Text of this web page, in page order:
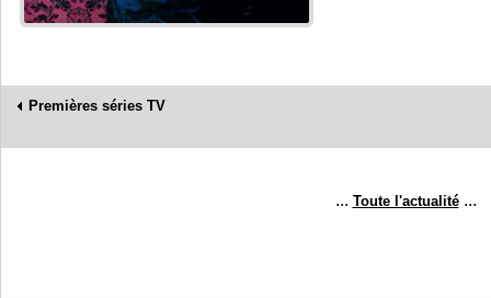
Premières séries TV
... Toute l'actualité...